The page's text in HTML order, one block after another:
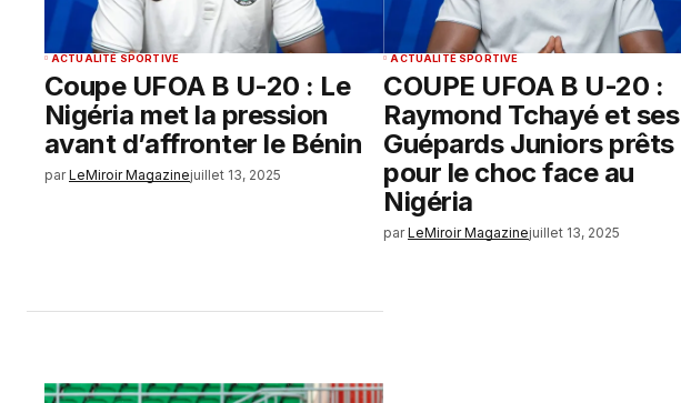
ACTUALITÉ SPORTIVE
Coupe UFOA B U-20 : Le
Nigéria met la pression
avant d’affronter le Bénin
par LeMiroir Magazinejuillet 13, 2025
ACTUALITÉ SPORTIVE
COUPE UFOA B U-20 :
Raymond Tchayé et ses
Guépards Juniors prêts
pour le choc face au
Nigéria
par LeMiroir Magazinejuillet 13, 2025